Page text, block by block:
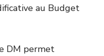
au Budget
DM permet